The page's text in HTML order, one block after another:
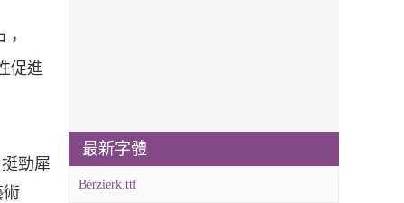
促進
勁犀
術
最新字體
Bérzierk.ttf